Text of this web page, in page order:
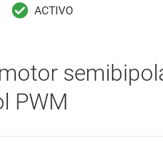
háptica y piezoeléctrica
integrados de gestión de
PWM